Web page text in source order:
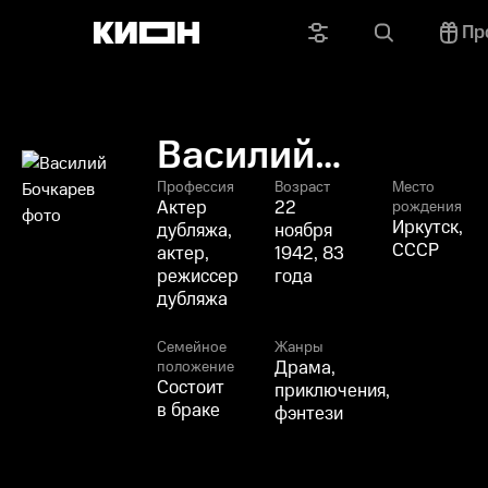
Василий
Бочкарев
Профессия
Актер
дубляжа,
актер,
режиссер
дубляжа
Возраст
22
ноября
1942, 83
года
Место
рождения
Иркутск,
СССР
Семейное
положение
Состоит
в браке
Жанры
Драма,
приключения,
фэнтези